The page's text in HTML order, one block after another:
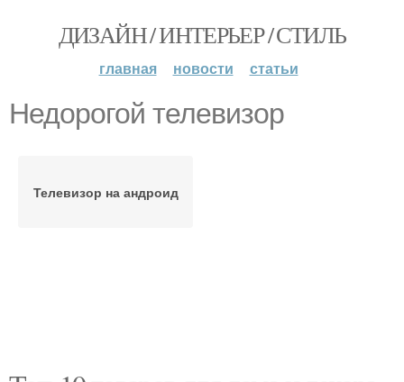
ДИЗАЙН / ИНТЕРЬЕР / СТИЛЬ
главная новости статьи
Недорогой телевизор
Телевизор на андроид